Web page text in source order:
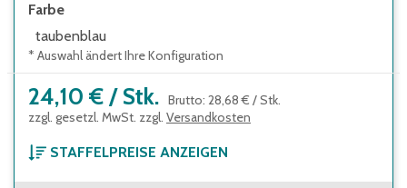
Farbe
taubenblau
* Auswahl ändert Ihre Konfiguration
24,10 € / Stk. Brutto: 28,68 € /Stk.
zzgl. gesetzl. MwSt. zzgl. Versandkosten
STAFFELPREISE ANZEIGEN